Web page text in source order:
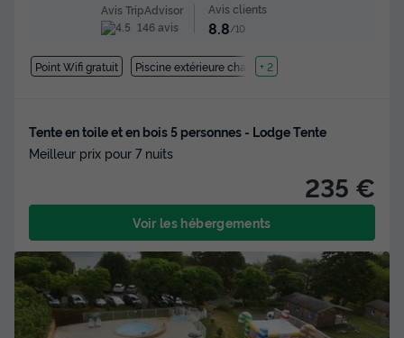
Avis TripAdvisor
146 avis
Avis clients
8.8 /10
Point Wifi gratuit Piscine extérieure chauffée
+ 2
Tente en toile et en bois 5 personnes - Lodge Tente
Meilleur prix pour 7 nuits
235 €
Voir les hébergements